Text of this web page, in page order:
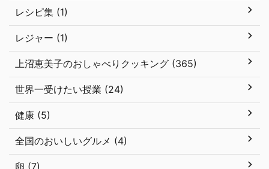
レシピ集 (1)
レジャー (1)
上沼恵美子のおしゃべりクッキング (365)
世界一受けたい授業 (24)
健康 (5)
全国のおいしいグルメ (4)
卵 (7)